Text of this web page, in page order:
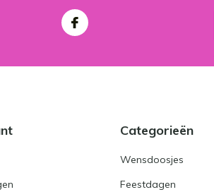
Categorieën
Wensdoosjes
Feestdagen